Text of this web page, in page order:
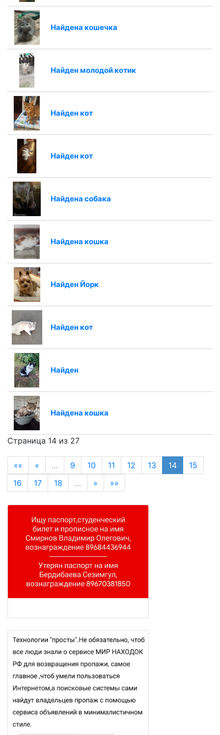
Найдена кошечка
Найден молодой котик
Найден кот
Найден кот
Найдена собака
Найдена кошка
Найден Йорк
Найден кот
Найден
Найдена кошка
Страница 14 из 27
«« « … 9 10 11 12 13 14
15
16
17 18 … » »»